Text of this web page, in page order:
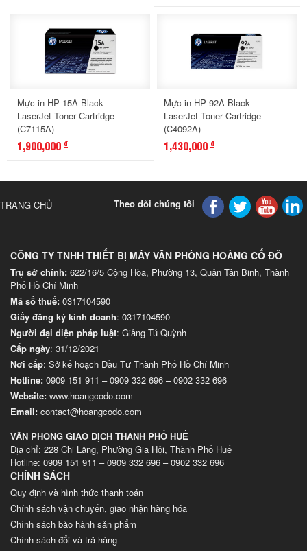
Mực in HP 15A Black
LaserJet Toner Cartridge
(C7115A)
1,900,000 đ
Mực in HP 92A Black
LaserJet Toner Cartridge
(C4092A)
1,430,000 đ
TRANG CHỦ Theo dõi chúng tôi
CÔNG TY TNHH THIẾT BỊ MÁY VĂN PHÒNG HOÀNG CỐ ĐÔ
Trụ sở chính: 622/16/5 Cộng Hòa, Phường 13, Quận Tân Binh, Thành
Phố Hồ Chí Minh
Mã số thuế: 0317104590
Giấy đăng ký kinh doanh: 0317104590
Người đại diện pháp luật: Giảng Tú Quỳnh
Cấp ngày: 31/12/2021
Nơi cấp: Sở kế hoạch Đầu Tư Thành Phố Hồ Chí Minh
Hotline: 0909 151 911 –0909 332 696 –0902 332 696
Website: www.hoangcodo.com
Email: contact@hoangcodo.com
VĂN PHÒNG GIAO DỊCH THÀNH PHỐ HUẾ
Địa chỉ: 228 Chi Lăng, Phường Gia Hội, Thành Phố Huế
Hotline: 0909 151 911 – 0909 332 696 – 0902 332 696
CHÍNH SÁCH
Quy định và hình thức thanh toán
Chính sách vận chuyển, giao nhận hàng hóa
Chính sách bảo hành sản phẩm
Chính sách đổi và trả hàng